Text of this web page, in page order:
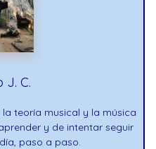
J. C.
teoría musical y la música
y de intentar seguir
paso a paso.